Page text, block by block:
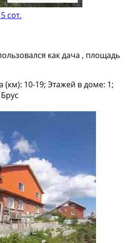
сот.
как дача , площадь
(км): 10-19; Этажей в доме: 1;